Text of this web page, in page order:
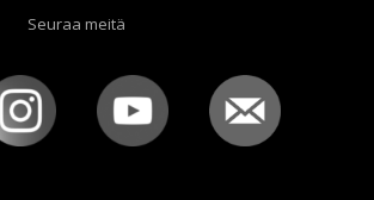
Seuraa meitä